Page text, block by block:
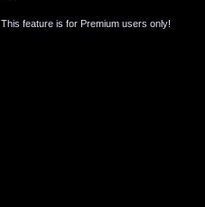
This feature is for Premium users only!